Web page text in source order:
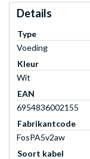
Details
Type
Voeding
Kleur
Wit
EAN
6954836002155
Fabrikantcode
FosPA5v2aw
Soort kabel